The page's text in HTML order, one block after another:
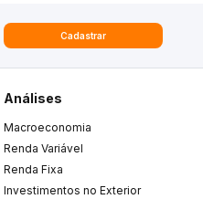
Cadastrar
Análises
Macroeconomia
Renda Variável
Renda Fixa
Investimentos no Exterior